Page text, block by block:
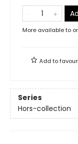
More available to
Add to
Series
Hors-collection